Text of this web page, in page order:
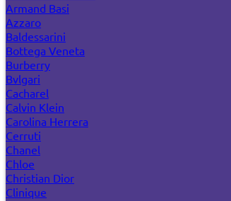
Armand Basi
Azzaro
Baldessarini
Bottega Veneta
Burberry
Bvlgari
Cacharel
Calvin Klein
Carolina Herrera
Cerruti
Chanel
Chloe
Christian Dior
Clinique